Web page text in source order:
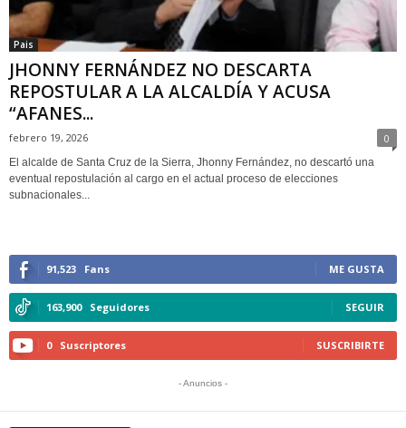
Pais
JHONNY FERNÁNDEZ NO DESCARTA
REPOSTULAR A LA ALCALDÍA Y ACUSA
“AFANES...
febrero 19, 2026 0
El alcalde de Santa Cruz de la Sierra, Jhonny Fernández, no descartó una
eventual repostulación al cargo en el actual proceso de elecciones
subnacionales...
91,523 Fans ME GUSTA
163,900 Seguidores SEGUIR
0 Suscriptores SUSCRIBIRTE
- Anuncios -